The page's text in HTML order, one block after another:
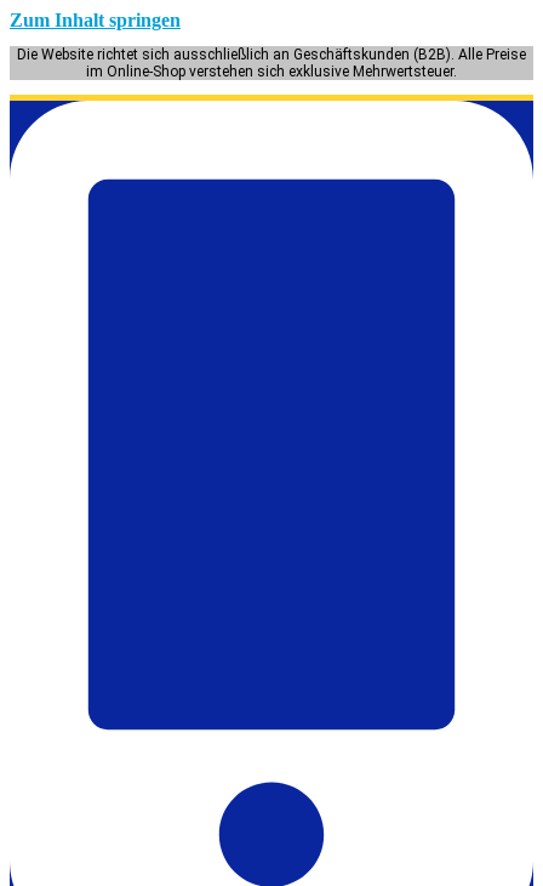
Zum Inhalt springen
Die Website richtet sich ausschließlich an Geschäftskunden (B2B). Alle Preise
im Online-Shop verstehen sich exklusive Mehrwertsteuer.